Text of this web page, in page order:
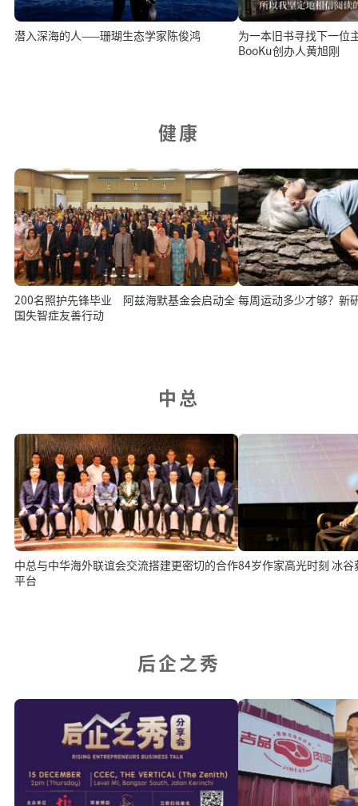
潜入深海的人——珊瑚生态学家陈俊鸿
为一本旧书寻找下一
BooKu创办人黄旭刚
健康
200名照护先锋毕业 阿兹海默基金会启动全
国失智症友善行动
每周运动多少才够？
中总
中总与中华海外联谊会交流搭建更密切的合作
平台
84岁作家高光时刻 冰
后企之秀